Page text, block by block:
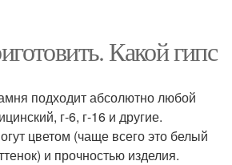
Какой гипс
подходит абсолютно любой
г-6, г-16 и другие.
цветом (чаще всего это белый
и прочностью изделия.